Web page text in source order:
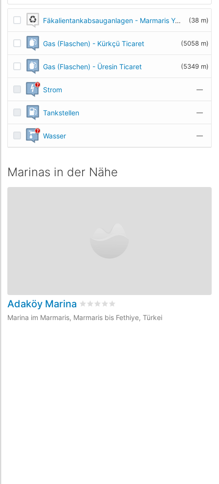
Fäkalientankabsauganlagen - Marmaris Yat Marin Black Water Station (38 m)
Gas (Flaschen) - Kürkçü Ticaret (5058 m)
Gas (Flaschen) - Üresin Ticaret (5349 m)
Strom —
Tankstellen —
Wasser —
Marinas in der Nähe
Adaköy Marina bewertet0
Marina im Marmaris, Marmaris bis Fethiye, Türkei